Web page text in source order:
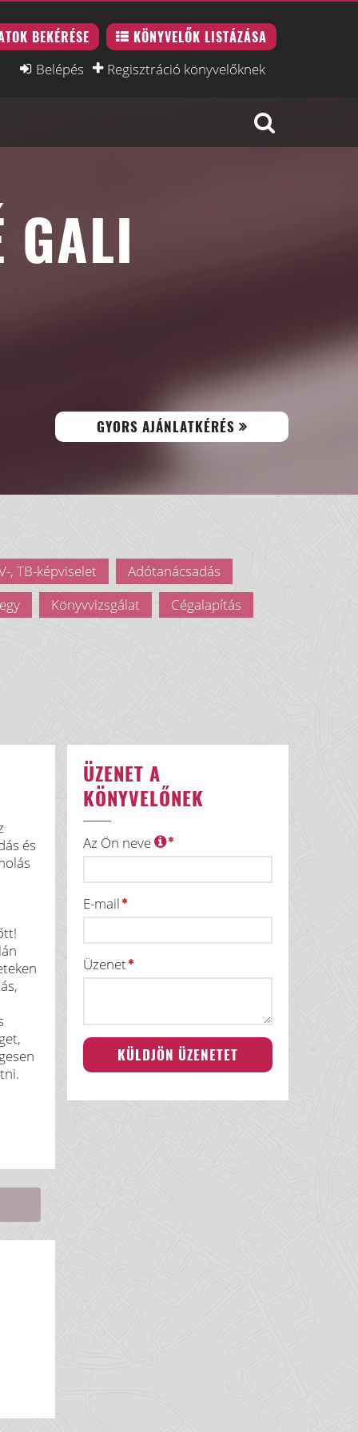
BEKÉRÉSE KÖNYVELŐK LISTÁZÁSA
Belépés Regisztráció könyvelőknek
GALI
GYORS AJÁNLATKÉRÉS
, TB-képviselet
Adótanácsadás
Könyvvizsgálat Cégalapítás
és
ÜZENET A
KÖNYVELŐNEK
Az Ön neve
E-mail
Üzenet